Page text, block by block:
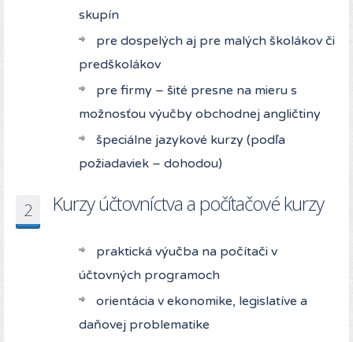
skupín
pre dospelých aj pre malých školákov či
predškolákov
pre firmy – šité presne na mieru s
možnosťou výučby obchodnej angličtiny
špeciálne jazykové kurzy (podľa
požiadaviek – dohodou)
2 Kurzy účtovníctva a počítačové kurzy
praktická výučba na počítači v
účtovných programoch
orientácia v ekonomike, legislatíve a
daňovej problematike